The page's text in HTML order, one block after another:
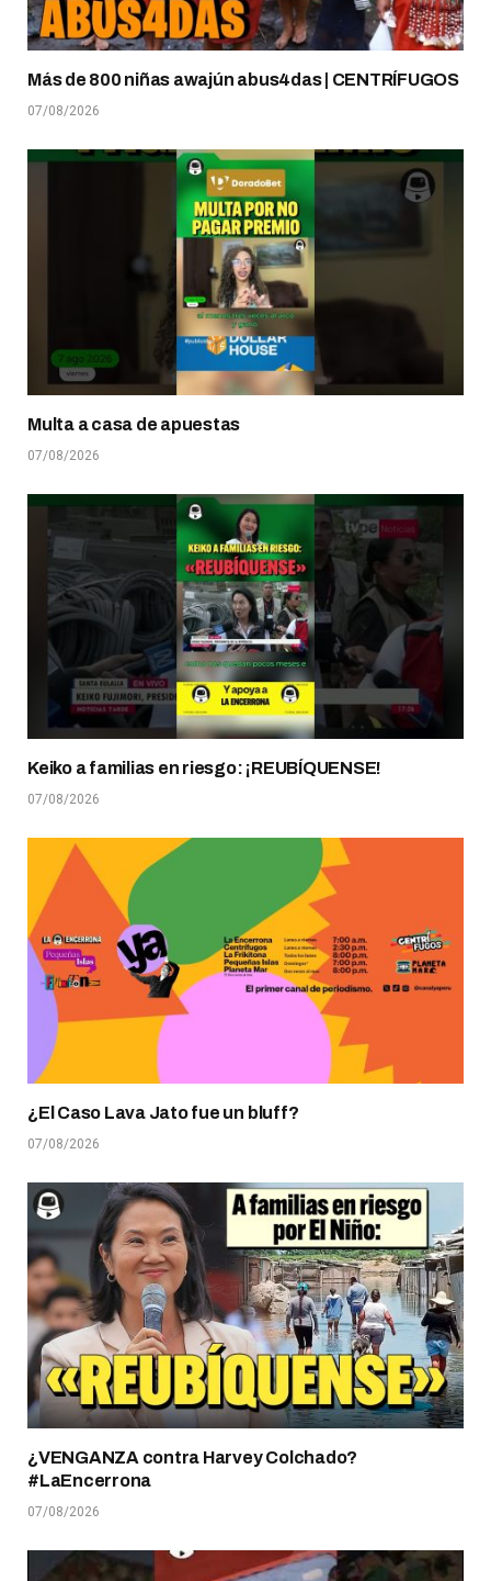
Más de 800 niñas awajún abus4das | CENTRÍFUGOS
07/08/2026
Multa a casa de apuestas
07/08/2026
Keiko a familias en riesgo: ¡REUBÍQUENSE!
07/08/2026
¿El Caso Lava Jato fue un bluff?
07/08/2026
¿VENGANZA contra Harvey Colchado?
#LaEncerrona
07/08/2026